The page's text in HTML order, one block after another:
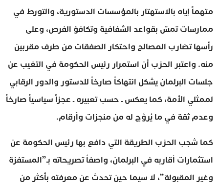
متهماً إياه بالاستهتار بالمؤسسات الدستورية، والتورط في
ممارسات تمسّ بقواعد الشفافية وتكافؤ الفرص، وعلى
رأسها تضارب المصالح واحتكار الصفقات من طرف مقربين
منه. واعتبر الحزب أن استمرار رئيس الحكومة في التغيب عن
جلسات البرلمان يشكل انتهاكاً صارخاً للدستور والدور الرقابي
لممثلي الأمة، كما يعكس ـ حسب تعبيره ـ عجزاً سياسياً صارخاً
وعدم ثقة في ما يُروَّج له من منجزات وأرقام.
كما شجب الحزب الطريقة التي دافع بها رئيس الحكومة عن
استثمارات أقاربه في البرلمان، واصفاً تصريحاته بـ”المستفزة
وغير المقبولة”، لا سيما حين تحدث عن معرفته بأكثر من